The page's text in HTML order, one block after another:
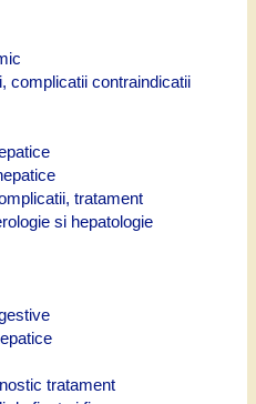
complicatii contraindicatii
tratament
si hepatologie
tratament